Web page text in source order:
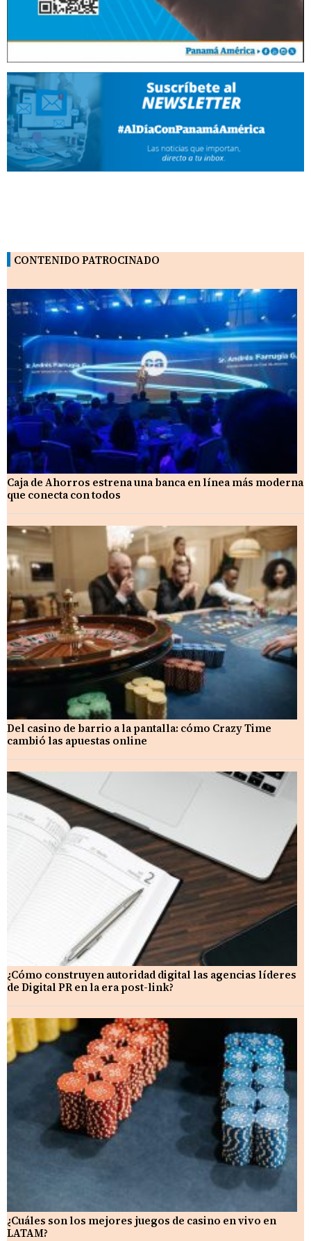
CONTENIDO PATROCINADO
Caja de Ahorros estrena una banca en línea más moderna
que conecta con todos
Del casino de barrio a la pantalla: cómo Crazy Time
cambió las apuestas online
¿Cómo construyen autoridad digital las agencias líderes
de Digital PR en la era post-link?
¿Cuáles son los mejores juegos de casino en vivo en
LATAM?